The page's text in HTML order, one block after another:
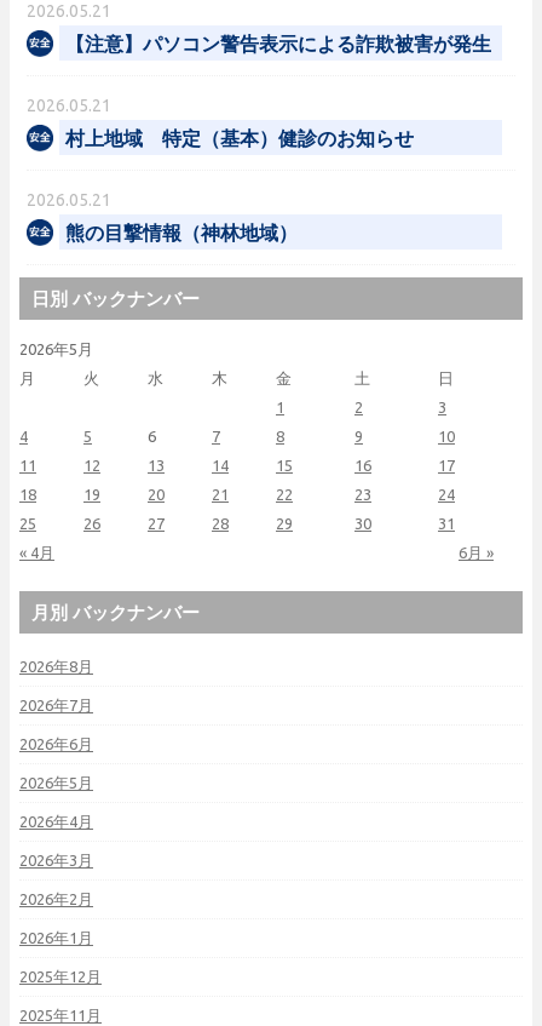
2026.05.21
【注意】パソコン警告表示による詐欺被害が発生
2026.05.21
村上地域 特定（基本）健診のお知らせ
2026.05.21
熊の目撃情報（神林地域）
日別 バックナンバー
2026年5月
月
火 水 木 金 土 日
« 4月 6月 »
1 2
3
4
5 6 7 8 9
10
11
12 13 14 15 16
17
18
19 20 21 22 23
24
25
26 27 28 29 30 31
月別 バックナンバー
2026年8月
2026年7月
2026年6月
2026年5月
2026年4月
2026年3月
2026年2月
2026年1月
2025年12月
2025年11月